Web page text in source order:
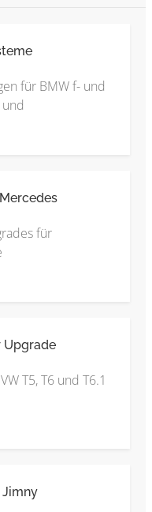
für BMW f- und
für
Upgrade
T5, T6 und T6.1
Jimny